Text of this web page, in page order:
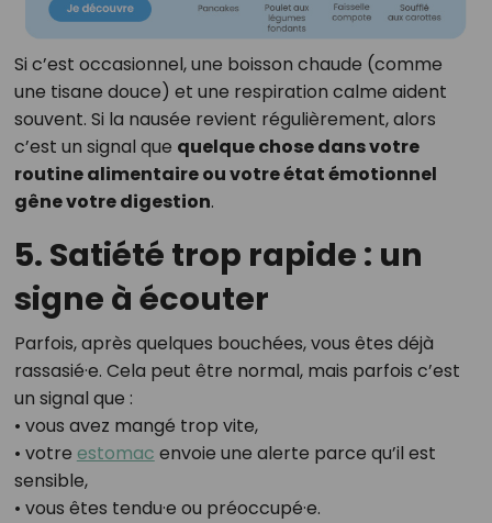
Si c’est occasionnel, une boisson chaude (comme
une tisane douce) et une respiration calme aident
souvent. Si la nausée revient régulièrement, alors
c’est un signal que quelque chose dans votre
routine alimentaire ou votre état émotionnel
gêne votre digestion.
5. Satiété trop rapide : un
signe à écouter
Parfois, après quelques bouchées, vous êtes déjà
rassasié·e. Cela peut être normal, mais parfois c’est
un signal que :
• vous avez mangé trop vite,
• votre estomac envoie une alerte parce qu’il est
sensible,
• vous êtes tendu·e ou préoccupé·e.